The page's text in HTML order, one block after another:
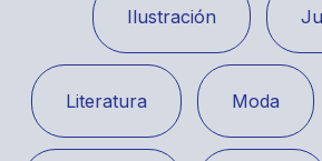
Ilustración
Literatura Moda